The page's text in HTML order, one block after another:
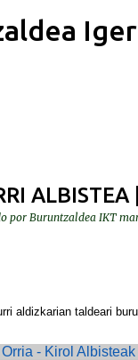
ALBISTEA
porBuruntzaldea IKT
aldizkarian taldeari
- Kirol Albisteak